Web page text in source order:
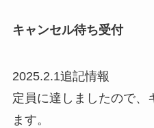
キャンセル待ち受付
2025.2.1追記情報
定員に達しましたので、
ます。